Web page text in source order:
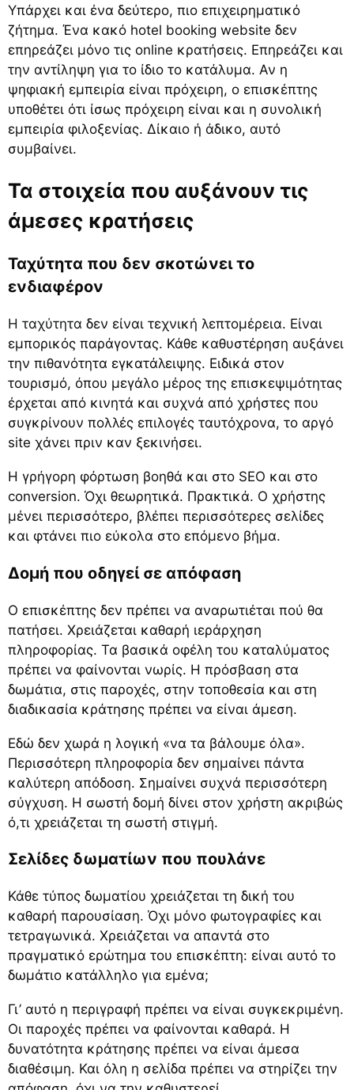
Υπάρχει και ένα δεύτερο, πιο επιχειρηματικό
ζήτημα. Ένα κακό hotel booking website δεν
επηρεάζει μόνο τις online κρατήσεις. Επηρεάζει και
την αντίληψη για το ίδιο το κατάλυμα. Αν η
ψηφιακή εμπειρία είναι πρόχειρη, ο επισκέπτης
υποθέτει ότι ίσως πρόχειρη είναι και η συνολική
εμπειρία φιλοξενίας. Δίκαιο ή άδικο, αυτό
συμβαίνει.
Τα στοιχεία που αυξάνουν τις
άμεσες κρατήσεις
Ταχύτητα που δεν σκοτώνει το
ενδιαφέρον
Η ταχύτητα δεν είναι τεχνική λεπτομέρεια. Είναι
εμπορικός παράγοντας. Κάθε καθυστέρηση αυξάνει
την πιθανότητα εγκατάλειψης. Ειδικά στον
τουρισμό, όπου μεγάλο μέρος της επισκεψιμότητας
έρχεται από κινητά και συχνά από χρήστες που
συγκρίνουν πολλές επιλογές ταυτόχρονα, το αργό
site χάνει πριν καν ξεκινήσει.
Η γρήγορη φόρτωση βοηθά και στο SEO και στο
conversion. Όχι θεωρητικά. Πρακτικά. Ο χρήστης
μένει περισσότερο, βλέπει περισσότερες σελίδες
και φτάνει πιο εύκολα στο επόμενο βήμα.
Δομή που οδηγεί σε απόφαση
Ο επισκέπτης δεν πρέπει να αναρωτιέται πού θα
πατήσει. Χρειάζεται καθαρή ιεράρχηση
πληροφορίας. Τα βασικά οφέλη του καταλύματος
πρέπει να φαίνονται νωρίς. Η πρόσβαση στα
δωμάτια, στις παροχές, στην τοποθεσία και στη
διαδικασία κράτησης πρέπει να είναι άμεση.
Εδώ δεν χωρά η λογική «να τα βάλουμε όλα».
Περισσότερη πληροφορία δεν σημαίνει πάντα
καλύτερη απόδοση. Σημαίνει συχνά περισσότερη
σύγχυση. Η σωστή δομή δίνει στον χρήστη ακριβώς
ό,τι χρειάζεται τη σωστή στιγμή.
Σελίδες δωματίων που πουλάνε
Κάθε τύπος δωματίου χρειάζεται τη δική του
καθαρή παρουσίαση. Όχι μόνο φωτογραφίες και
τετραγωνικά. Χρειάζεται να απαντά στο
πραγματικό ερώτημα του επισκέπτη: είναι αυτό το
δωμάτιο κατάλληλο για εμένα;
Γι’ αυτό η περιγραφή πρέπει να είναι συγκεκριμένη.
Οι παροχές πρέπει να φαίνονται καθαρά. Η
δυνατότητα κράτησης πρέπει να είναι άμεσα
διαθέσιμη. Και όλη η σελίδα πρέπει να στηρίζει την